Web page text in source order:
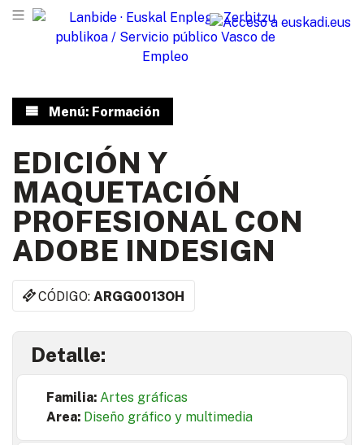
Menú: Formación
EDICIÓN Y
MAQUETACIÓN
PROFESIONAL CON
ADOBE INDESIGN
CÓDIGO:ARGG0013OH
Detalle:
Familia: Artes gráficas
Area: Diseño gráfico y multimedia